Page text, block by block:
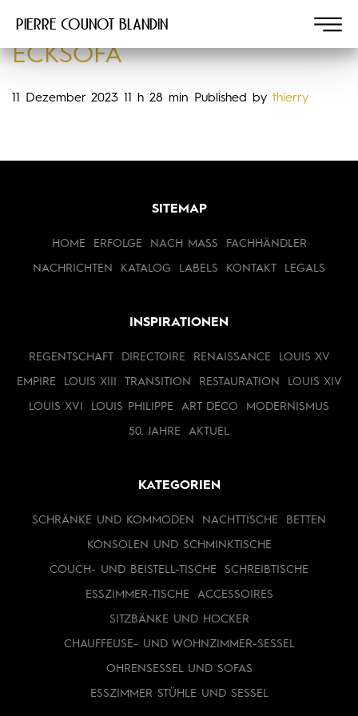
Pierre COUNOT BLANDIN
ECKSOFA
11 Dezember 2023 11 h 28 min Published by thierry
SITEMAP
HOME ERFOLGE NACH MASS FACHHÄNDLER
NACHRICHTEN KATALOG LABELS KONTAKT LEGALS
INSPIRATIONEN
REGENTSCHAFT DIRECTOIRE RENAISSANCE LOUIS XV
EMPIRE LOUIS XIII TRANSITION RESTAURATION LOUIS XIV
LOUIS XVI LOUIS PHILIPPE ART DECO MODERNISMUS
50. JAHRE AKTUEL
KATEGORIEN
SCHRÄNKE UND KOMMODEN NACHTTISCHE BETTEN
KONSOLEN UND SCHMINKTISCHE
COUCH- UND BEISTELL-TISCHE SCHREIBTISCHE
ESSZIMMER-TISCHE ACCESSOIRES
SITZBÄNKE UND HOCKER
CHAUFFEUSE- UND WOHNZIMMER-SESSEL
OHRENSESSEL UND SOFAS
ESSZIMMER STÜHLE UND SESSEL